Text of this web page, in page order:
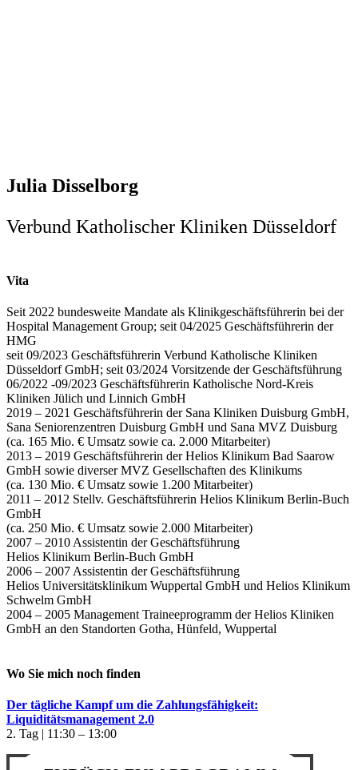
Julia Disselborg
Verbund Katholischer Kliniken Düsseldorf
Vita
Seit 2022 bundesweite Mandate als Klinikgeschäftsführerin bei der
Hospital Management Group; seit 04/2025 Geschäftsführerin der
HMG
seit 09/2023 Geschäftsführerin Verbund Katholische Kliniken
Düsseldorf GmbH; seit 03/2024 Vorsitzende der Geschäftsführung
06/2022 -09/2023 Geschäftsführerin Katholische Nord-Kreis
Kliniken Jülich und Linnich GmbH
2019 – 2021 Geschäftsführerin der Sana Kliniken Duisburg GmbH,
Sana Seniorenzentren Duisburg GmbH und Sana MVZ Duisburg
(ca. 165 Mio. € Umsatz sowie ca. 2.000 Mitarbeiter)
2013 – 2019 Geschäftsführerin der Helios Klinikum Bad Saarow
GmbH sowie diverser MVZ Gesellschaften des Klinikums
(ca. 130 Mio. € Umsatz sowie 1.200 Mitarbeiter)
2011 – 2012 Stellv. Geschäftsführerin Helios Klinikum Berlin-Buch
GmbH
(ca. 250 Mio. € Umsatz sowie 2.000 Mitarbeiter)
2007 – 2010 Assistentin der Geschäftsführung
Helios Klinikum Berlin-Buch GmbH
2006 – 2007 Assistentin der Geschäftsführung
Helios Universitätsklinikum Wuppertal GmbH und Helios Klinikum
Schwelm GmbH
2004 – 2005 Management Traineeprogramm der Helios Kliniken
GmbH an den Standorten Gotha, Hünfeld, Wuppertal
Wo Sie mich noch finden
Der tägliche Kampf um die Zahlungsfähigkeit:
Liquiditätsmanagement 2.0
2. Tag | 11:30 – 13:00